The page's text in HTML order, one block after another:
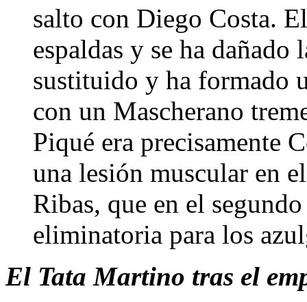
salto con Diego Costa.
espaldas y se ha
sustituido y ha formado
con un Mascherano
Piqué era precisamente
una lesión muscular en
Ribas, que en el
eliminatoria para los
El Tata Martino tras el